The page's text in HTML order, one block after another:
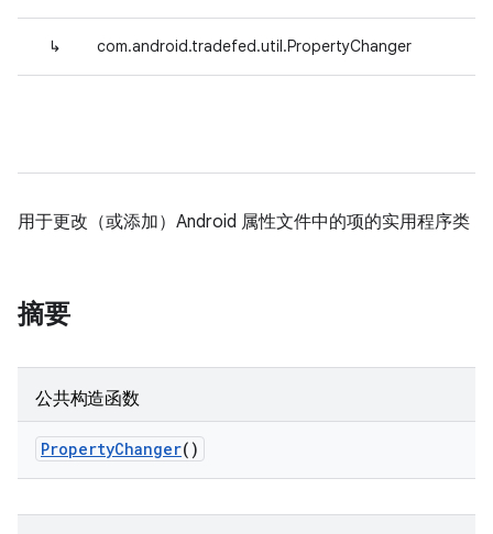
↳ com.android.tradefed.util.PropertyChanger
用于更改（或添加）Android 属性文件中的项的实用程序类
摘要
公共构造函数
PropertyChanger()